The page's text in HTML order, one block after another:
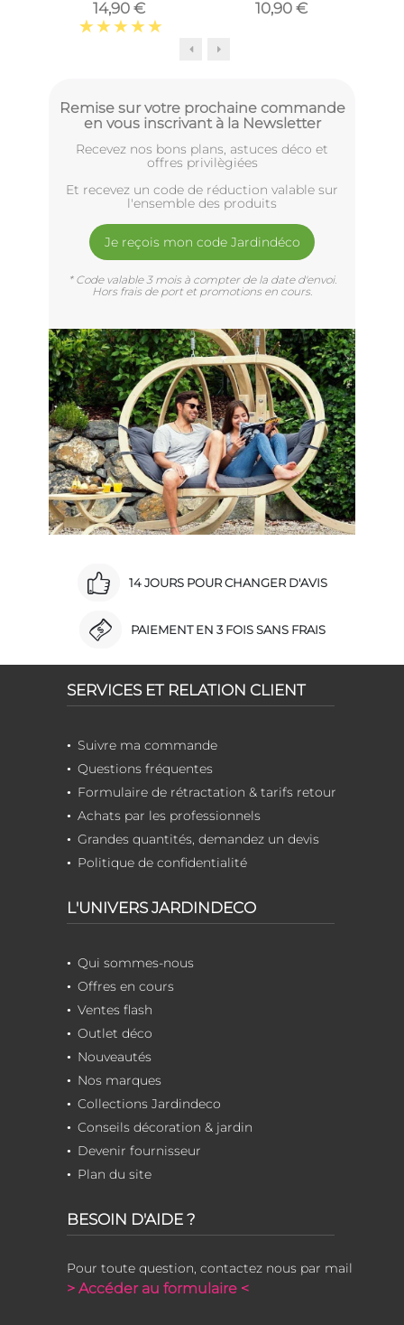
14,90 € 10,90 €
Remise sur votre prochaine commande
en vous inscrivant à la Newsletter
Recevez nos bons plans, astuces déco et
offres privilègiées
Et recevez un code de réduction valable sur
l'ensemble des produits
Je reçois mon code Jardindéco
* Code valable 3 mois à compter de la date d'envoi.
Hors frais de port et promotions en cours.
14 JOURS POUR CHANGER D'AVIS
PAIEMENT EN 3 FOIS SANS FRAIS
SERVICES ET RELATION CLIENT
Suivre ma commande
Questions fréquentes
Formulaire de rétractation & tarifs retour
Achats par les professionnels
Grandes quantités, demandez un devis
Politique de confidentialité
L'UNIVERS JARDINDECO
Qui sommes-nous
Offres en cours
Ventes flash
Outlet déco
Nouveautés
Nos marques
Collections Jardindeco
Conseils décoration & jardin
Devenir fournisseur
Plan du site
BESOIN D'AIDE ?
Pour toute question, contactez nous par mail
> Accéder au formulaire <